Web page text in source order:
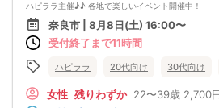
ハピララ主催♪♪ 各地で楽しいイベント開催中！
今回はほぼ20代30代の恋活イベント♪♪
社会人男性と恋を見つけたい女性が集まる♡
個性いろいろ♪人柄いろいろ♪業界いろいろ♪カラフ
雰囲気の良いお店が素敵な異性との出会いを後押し♪♪
素敵なお相手とカフェや花火デートに行ってみたい♡
気になる方と仲良くなりましょう♪♪
奈良市 | 8月8日(土) 16:00〜
受付終了まで11時間
ハピララ 20代向け 30代向け
女性 残りわずか 22〜39歳 2,700